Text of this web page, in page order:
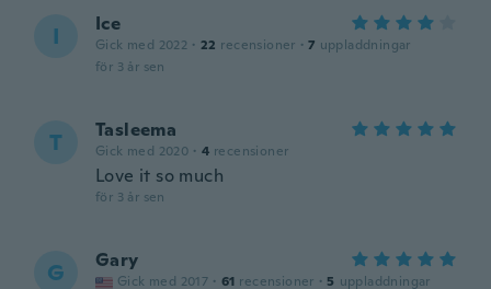
I Ice
Gick med 2022 · 22 recensioner · 7 uppladdningar
för 3 år sen
T Tasleema
Gick med 2020 · 4 recensioner
Love it so much
för 3 år sen
G Gary
Gick med 2017 · 61 recensioner · 5 uppladdningar